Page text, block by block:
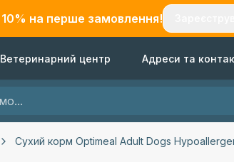
10% на перше замовлення!
Ветеринарний центр Адреси та
Сухий корм Optimeal Adult Dogs